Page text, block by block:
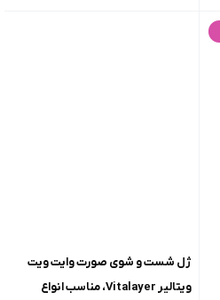
ژل شست و شوی صورت وایت ویت
ویتالیر Vitalayer، مناسب انواع